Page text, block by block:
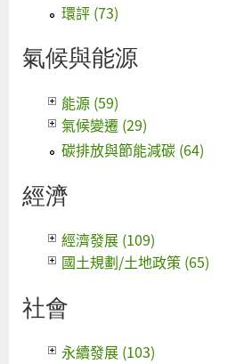
環評 (73)
氣候與能源
能源 (59)
氣候變遷 (29)
碳排放與節能減碳 (64)
經濟
經濟發展 (109)
國土規劃/土地政策 (65)
社會
永續發展 (103)